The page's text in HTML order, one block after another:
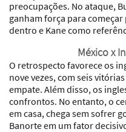
preocupações. No ataque,
ganham força para
dentro e Kane como
México x
O retrospecto favorece os
nove vezes, com seis
empate. Além disso, os
confrontos. No entanto, o
em casa, chega sem sofrer
Banorte em um fator